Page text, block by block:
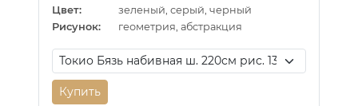
Цвет:
зеленый, серый, черный
Рисунок:
геометрия, абстракция
Купить